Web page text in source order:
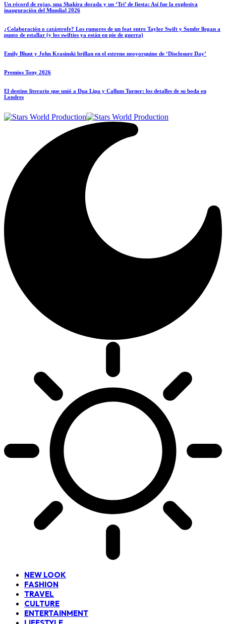
Un récord de rojas, una Shakira dorada y un ‘Tri’ de fiesta: Así fue la explosiva
inauguración del Mundial 2026
¿Colaboración o catástrofe? Los rumores de un feat entre Taylor Swift y Sombr llegan a
punto de estallar (y los swifties ya están en pie de guerra)
Emily Blunt y John Krasinski brillan en el estreno neoyorquino de ‘Disclosure Day’
Premios Tony 2026
El destino literario que unió a Dua Lipa y Callum Turner: los detalles de su boda en
Londres
NEW LOOK
FASHION
TRAVEL
CULTURE
ENTERTAINMENT